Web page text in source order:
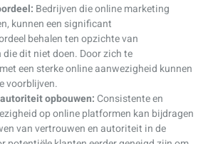
Bedrijven die online marketing
kunnen een significant
behalen ten opzichte van
dit niet doen. Door zich te
een sterke online aanwezigheid kunnen
voorblijven.
opbouwen: Consistente en
op online platformen kan bijdragen
van vertrouwen en autoriteit in de